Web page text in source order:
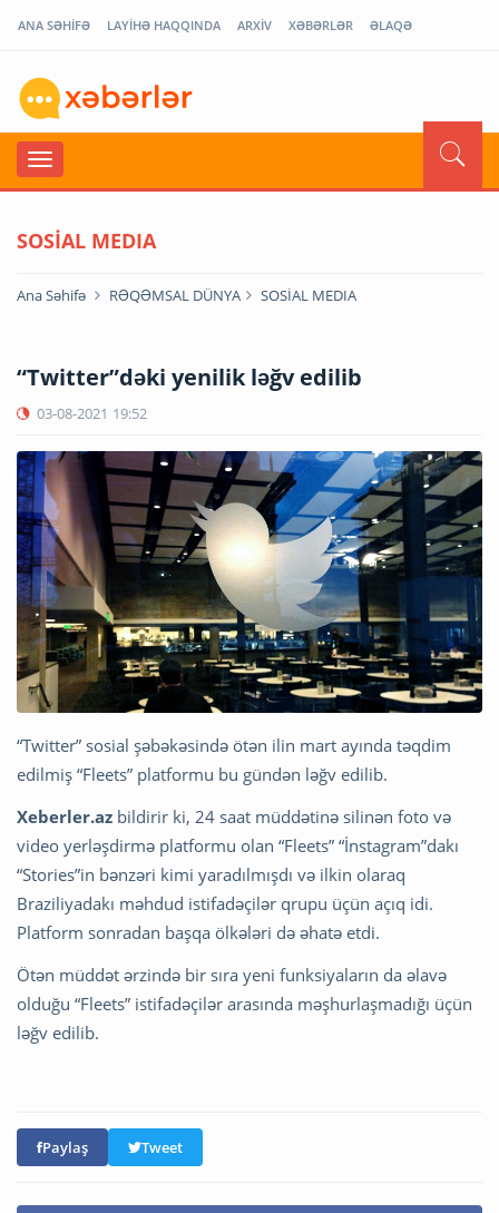
ANA SƏHİFƏ LAYİHƏ HAQQINDA ARXİV XƏBƏRLƏR ƏLAQƏ
SOSİAL MEDIA
Ana Səhifə RƏQƏMSAL DÜNYA SOSİAL MEDIA
“Twitter”dəki yenilik ləğv edilib
03-08-2021 19:52
“Twitter” sosial şəbəkəsində ötən ilin mart ayında təqdim
edilmiş “Fleets” platformu bu gündən ləğv edilib.
Xeberler.az bildirir ki, 24 saat müddətinə silinən foto və
video yerləşdirmə platformu olan “Fleets” “İnstagram”dakı
“Stories”in bənzəri kimi yaradılmışdı və ilkin olaraq
Braziliyadakı məhdud istifadəçilər qrupu üçün açıq idi.
Platform sonradan başqa ölkələri də əhatə etdi.
Ötən müddət ərzində bir sıra yeni funksiyaların da əlavə
olduğu “Fleets” istifadəçilər arasında məşhurlaşmadığı üçün
ləğv edilib.
Paylaş Tweet